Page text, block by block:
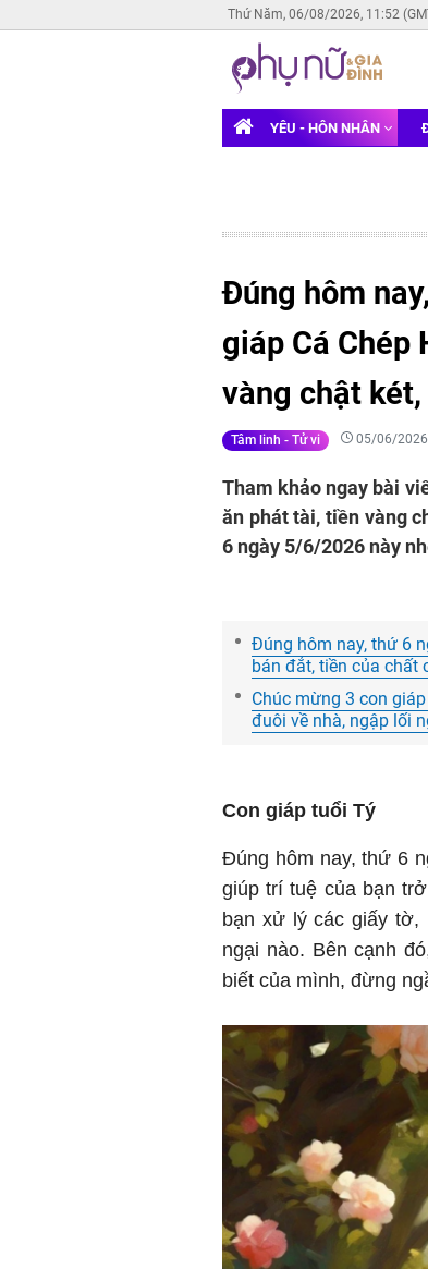
Thứ Năm, 06/08/2026, 11:52
YÊU - HÔN NHÂN
Đúng hôm
giáp Cá Chép
vàng chật
Tâm linh - Tử vi 05/06/
Tham khảo ngay bài
ăn phát tài, tiền vàng
6 ngày 5/6/2026 này
Đúng hôm nay, thứ 6
bán đắt, tiền của chất
Chúc mừng 3 con
đuôi về nhà, ngập lối
Con giáp tuổi Tý
Đúng hôm nay, thứ 6
giúp trí tuệ của bạn
bạn xử lý các giấy tờ,
ngại nào. Bên cạnh
biết của mình, đừng